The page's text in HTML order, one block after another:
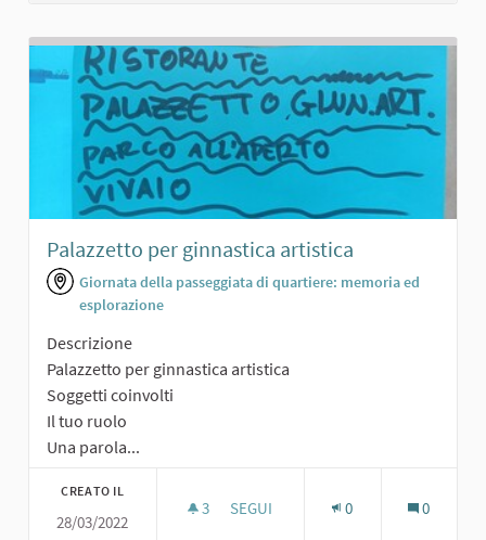
Palazzetto per ginnastica artistica
Giornata della passeggiata di quartiere: memoria ed
esplorazione
Descrizione
Palazzetto per ginnastica artistica
Soggetti coinvolti
Il tuo ruolo
Una parola...
CREATO IL
28/03/2022
3 3 SOSTENITORI
SEGUI 0 0